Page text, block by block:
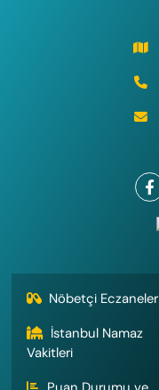
Nöbetçi Eczaneler
İstanbul Namaz
Vakitleri